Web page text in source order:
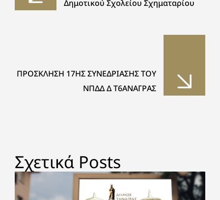
Δημοτικού Σχολείου Σχηματαρίου
ΠΡΟΣΚΛΗΣΗ 17ΗΣ ΣΥΝΕΔΡΙΑΣΗΣ ΤΟΥ
ΝΠΔΔ Δ Τ6ΑΝΑΓΡΑΣ
Σχετικά Posts